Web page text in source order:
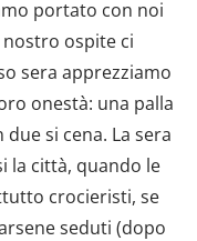
portato con noi
ospite ci
sera apprezziamo
onestà: una palla
si cena. La sera
la città, quando le
crocieristi, se
seduti (dopo